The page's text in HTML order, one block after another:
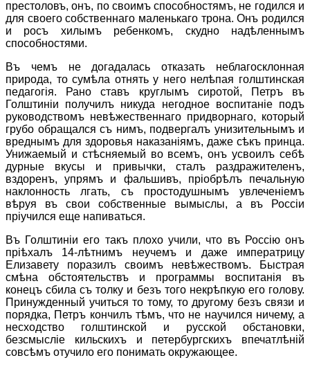
престоловъ, онъ, по своимъ способностямъ, не годился и
для своего собственнаго маленькаго трона. Онъ родился
и росъ хилымъ ребенкомъ, скудно надѣленнымъ
способностями.
Въ чемъ не догадалась отказать неблагосклонная
природа, то сумѣла отнять у него нелѣпая голштинская
педагогiя. Рано ставъ круглымъ сиротой, Петръ въ
Голштинiи получилъ никуда негодное воспитанiе подъ
руководствомъ невѣжественнаго придворнаго, который
грубо обращался съ нимъ, подвергалъ унизительнымъ и
вреднымъ для здоровья наказанiямъ, даже сѣкъ принца.
Унижаемый и стѣсняемый во всемъ, онъ усвоилъ себѣ
дурные вкусы и привычки, сталъ раздражителенъ,
вздоренъ, упрямъ и фальшивъ, прiобрѣлъ печальную
наклонность лгать, съ простодушнымъ увлеченiемъ
вѣруя въ свои собственные вымыслы, а въ Россiи
прiучился еще напиваться.
Въ Голштинiи его такъ плохо учили, что въ Россiю онъ
прiѣхалъ 14-лѣтнимъ неучемъ и даже императрицу
Елизавету поразилъ своимъ невѣжествомъ. Быстрая
смѣна обстоятельствъ и программы воспитанiя въ
конецъ сбила съ толку и безъ того некрѣпкую его голову.
Принужденный учиться то тому, то другому безъ связи и
порядка, Петръ кончилъ тѣмъ, что не научился ничему, а
несходство голштинской и русской обстановки,
безсмыслiе кильскихъ и петербургскихъ впечатлѣнiй
совсѣмъ отучило его понимать окружающее.